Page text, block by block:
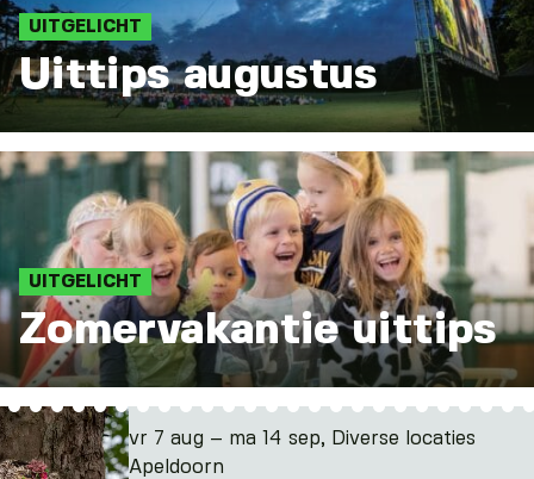
UITGELICHT
Uittips augustus
UITGELICHT
Zomervakantie uittips
vr 7 aug – ma 14 sep, Diverse locaties
Apeldoorn